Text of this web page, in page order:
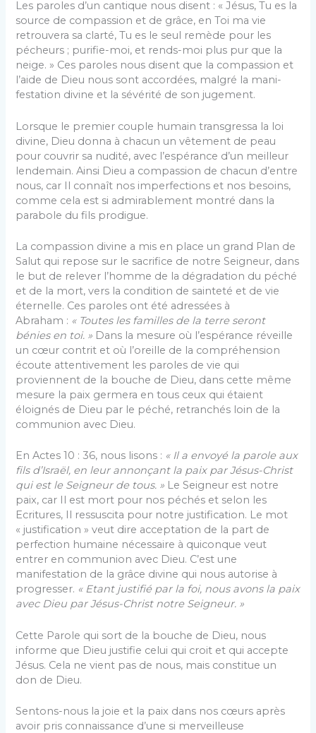
Les paroles d’un cantique nous disent : « Jésus, Tu es la
source de compassion et de grâce, en Toi ma vie
retrouvera sa clarté, Tu es le seul remède pour les
pécheurs ; purifie-moi, et rends-moi plus pur que la
neige. » Ces paroles nous disent que la compassion et
l’aide de Dieu nous sont accordées, malgré la mani­
festation divine et la sévérité de son jugement.
Lorsque le premier couple humain transgressa la loi
divine, Dieu donna à chacun un vêtement de peau
pour couvrir sa nudité, avec l’espérance d’un meilleur
lendemain. Ainsi Dieu a compassion de chacun d’entre
nous, car Il connaît nos imperfections et nos besoins,
comme cela est si admirablement montré dans la
parabole du fils prodigue.
La compassion divine a mis en place un grand Plan de
Salut qui repose sur le sacrifice de notre Sei­gneur, dans
le but de relever l’homme de la dégrada­tion du péché
et de la mort, vers la condition de sain­teté et de vie
éternelle. Ces paroles ont été adressées à
Abraham : « Toutes les familles de la terre seront
bénies en toi. » Dans la mesure où l’espérance réveille
un cœur contrit et où l’oreille de la compréhension
écoute attentivement les paroles de vie qui
proviennent de la bouche de Dieu, dans cette même
mesure la paix germera en tous ceux qui étaient
éloignés de Dieu par le péché, retranchés loin de la
communion avec Dieu.
En Actes 10 : 36, nous lisons : « Il a envoyé la pa­role aux
fils d’Israël, en leur annonçant la paix par Jé­sus-Christ
qui est le Seigneur de tous. » Le Seigneur est notre
paix, car Il est mort pour nos péchés et selon les
Ecritures, Il ressuscita pour notre justification. Le mot
« justification » veut dire acceptation de la part de
perfection humaine nécessaire à quiconque veut
entrer en communion avec Dieu. C’est une
manifestation de la grâce divine qui nous autorise à
progresser. « Etant justifié par la foi, nous avons la paix
avec Dieu par Jé­sus-Christ notre Seigneur. »
Cette Parole qui sort de la bouche de Dieu, nous
informe que Dieu justifie celui qui croit et qui accepte
Jésus. Cela ne vient pas de nous, mais constitue un
don de Dieu.
Sentons-nous la joie et la paix dans nos cœurs après
avoir pris connaissance d’une si merveilleuse